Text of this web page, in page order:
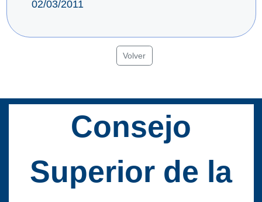
02/03/2011
Volver
Consejo
Superior de la